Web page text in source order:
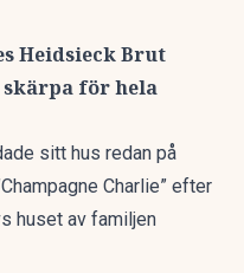
Heidsieck Brut
skärpa för hela
sitt hus redan på
Charlie” efter
huset av familjen